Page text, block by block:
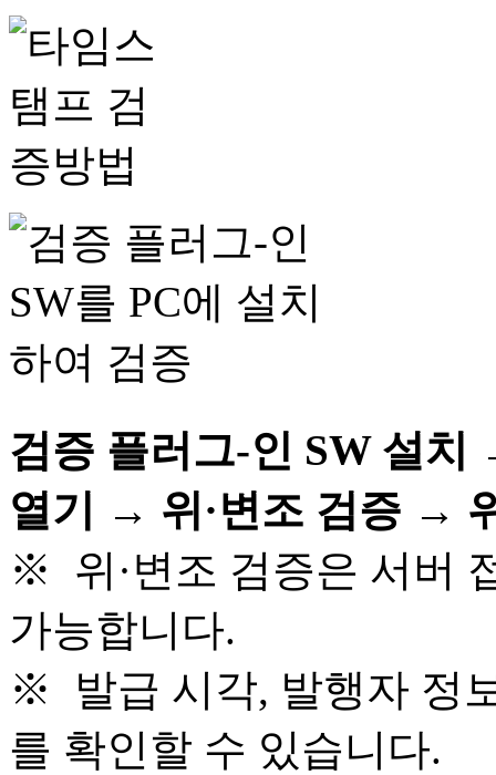
검증 플러그-인 SW 설
열기 → 위·변조 검증 →
※ 위·변조 검증은 서버
가능합니다.
※ 발급 시각, 발행자 정
를 확인할 수 있습니다.